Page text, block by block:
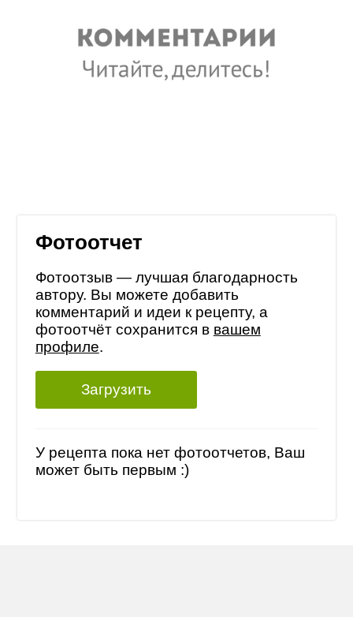
Фотоотчет
Фотоотзыв — лучшая благодарность
автору. Вы можете добавить
комментарий и идеи к рецепту, а
фотоотчёт сохранится в вашем
профиле.
Загрузить
У рецепта пока нет фотоотчетов, Ваш
может быть первым :)